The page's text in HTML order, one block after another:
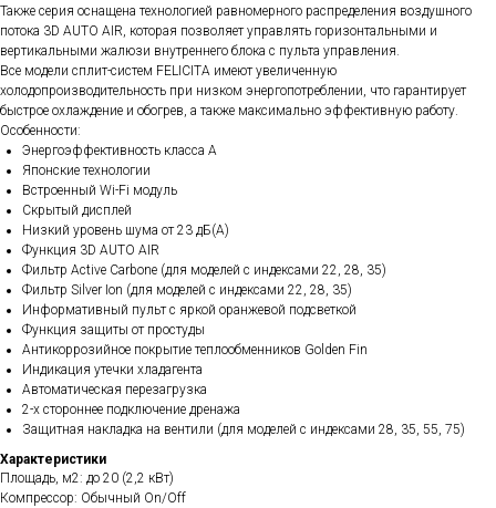
Также серия оснащена технологией равномерного распределения воздушного
потока 3D AUTO AIR, которая позволяет управлять горизонтальными и
вертикальными жалюзи внутреннего блока с пульта управления.
Все модели сплит-систем FELICITA имеют увеличенную
холодопроизводительность при низком энергопотреблении, что гарантирует
быстрое охлаждение и обогрев, а также максимально эффективную работу.
Особенности:
Энергоэффективность класса А
Японские технологии
Встроенный Wi-Fi модуль
Скрытый дисплей
Низкий уровень шума от 23 дБ(А)
Функция 3D AUTO AIR
Фильтр Active Carbone (для моделей с индексами 22, 28, 35)
Фильтр Silver Ion (для моделей с индексами 22, 28, 35)
Информативный пульт с яркой оранжевой подсветкой
Функция защиты от простуды
Антикоррозийное покрытие теплообменников Golden Fin
Индикация утечки хладагента
Автоматическая перезагрузка
2-х стороннее подключение дренажа
Защитная накладка на вентили (для моделей с индексами 28, 35, 55, 75)
Характеристики
Площадь, м2: до 20 (2,2 кВт)
Компрессор: Обычный On/Off